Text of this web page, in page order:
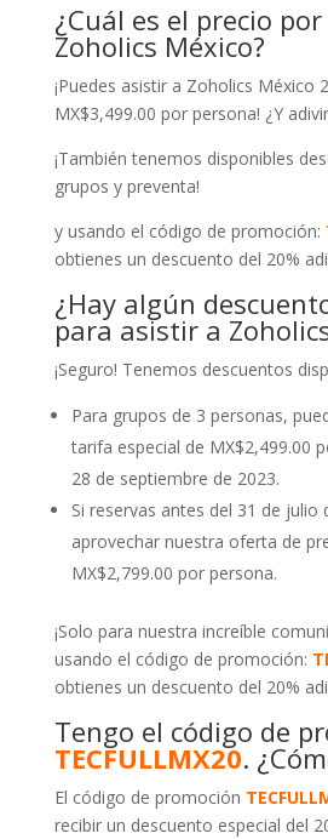
¿Cuál es el precio
Zoholics México?
¡Puedes asistir a Zoholics México
MX$3,499.00 por persona! ¿Y
¡También tenemos disponibles
grupos y preventa!
y usando el código de promoción:
obtienes un descuento del 20%
¿Hay algún
para asistir a
¡Seguro! Tenemos descuentos
Para grupos de 3 personas,
tarifa especial de MX$2,499.00
28 de septiembre de 2023.
Si reservas antes del 31 de julio
aprovechar nuestra oferta de
MX$2,799.00 por persona.
¡Solo para nuestra increíble
usando el código de promoción:
obtienes un descuento del 20%
Tengo el código de
TECFULLMX20.
El código de promoción
recibir un descuento especial del